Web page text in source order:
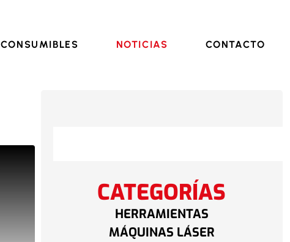
CONSUMIBLES NOTICIAS CONTACTO
CATEGORÍAS
HERRAMIENTAS
MÁQUINAS LÁSER